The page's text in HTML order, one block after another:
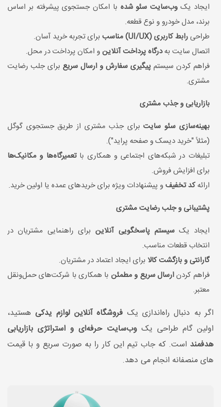
ایجاد یک وب‌سایت سئو شده با امکان جستجوی پیشرفته بر اساس
برند، مدل خودرو و نوع قطعه.
طراحیرابط کاربری (UI/UX) مناسب
برای تجربه خرید آسان.
اتصال سایت بهدرگاه پرداخت آنلاینو امکان پرداخت در محل.
فراهم کردن سیستمپیگیری سفارش و ارسال سریع برای جلب رضایت
مشتری.
بازاریابی و جذب مشتری
بهینه‌سازی سئو سایتبرای جذب مشتری از طریق جستجوی گوگل
(مثلاً "خرید دیسک و صفحه پراید").
تبلیغات در شبکه‌های اجتماعی و همکاری باتعمیرگاه‌ها و مکانیک‌ها
برای افزایش فروش.
ارائهکد تخفیفو پیشنهادات ویژه برای خریدهای عمده یا اولین خرید.
پشتیبانی و جلب رضایت مشتری
ایجاد یکسیستم پاسخگویی آنلاین برای راهنمایی مشتریان در
انتخاب قطعات مناسب.
گارانتی و بازگشت کالا برای ایجاد اعتماد در مشتریان.
فراهم کردنارسال سریع و مطمئن با همکاری با شرکت‌های حمل‌ونقل
معتبر.
اگر به دنبال راه‌اندازی یک فروشگاه آنلاین لوازم یدکی هستید،
اولین گام طراحی یکوب‌سایت حرفه‌ای و استراتژی بازاریابی
هدفمند است. که جاب تیم این کار را به صورت سریع و با قیمت
های منصفانه انجام می دهد.